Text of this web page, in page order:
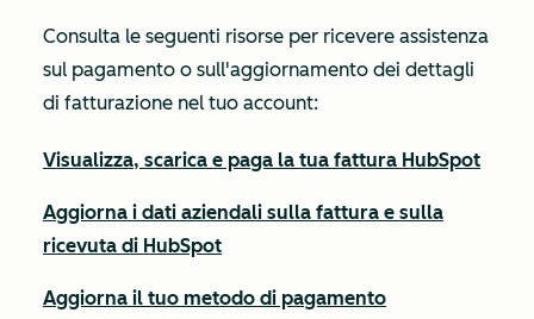
Consulta le seguenti risorse per ricevere assistenza
sul pagamento o sull'aggiornamento dei dettagli
di fatturazione nel tuo account:
Visualizza, scarica e paga la tua fattura HubSpot
Aggiorna i dati aziendali sulla fattura e sulla
ricevuta di HubSpot
Aggiorna il tuo metodo di pagamento